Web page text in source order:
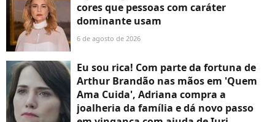
cores que pessoas com caráter
dominante usam
6 de agosto de 2026
Eu sou rica! Com parte da fortuna de
Arthur Brandão nas mãos em 'Quem
Ama Cuida', Adriana compra a
joalheria da família e dá novo passo